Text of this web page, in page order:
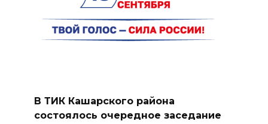
В ТИК Кашарского района
состоялось очередное заседание